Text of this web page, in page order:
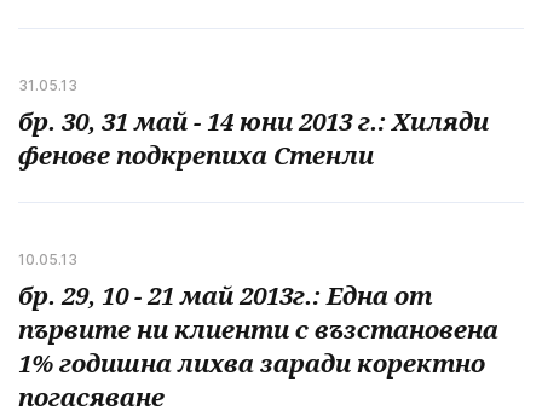
31.05.13
бр. 30, 31 май - 14 юни 2013 г.: Хиляди
фенове подкрепиха Стенли
10.05.13
бр. 29, 10 - 21 май 2013г.: Една от
първите ни клиенти с възстановена
1% годишна лихва заради коректно
погасяване